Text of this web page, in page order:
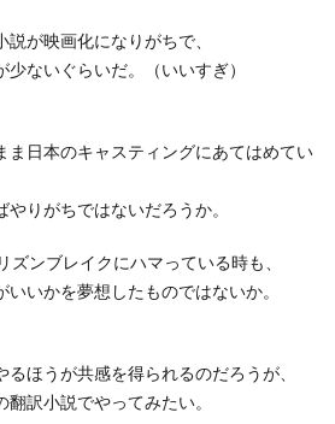
が映画化になりがちで、
ないぐらいだ。（いいすぎ）
ま日本のキャスティングにあてはめてい
りがちではないだろうか。
ンブレイクにハマっている時も、
いかを夢想したものではないか。
ほうが共感を得られるのだろうが、
訳小説でやってみたい。